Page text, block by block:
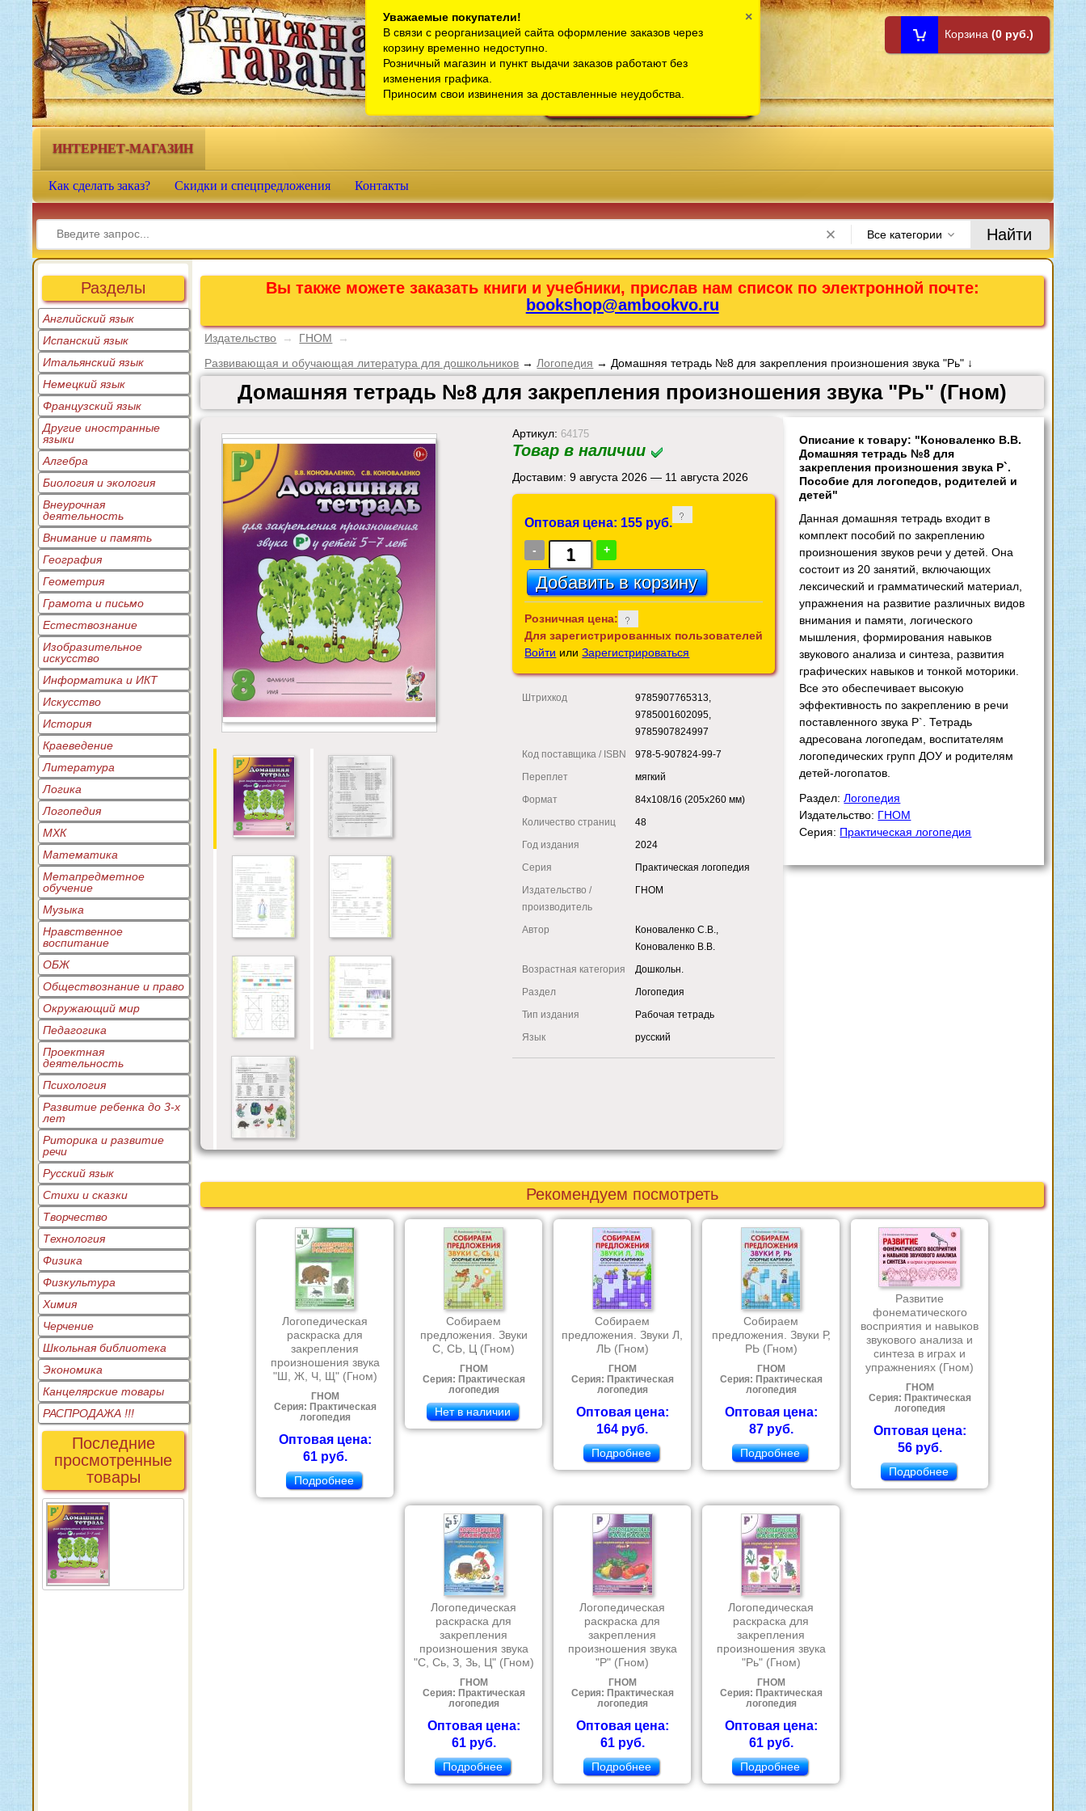
Телефон интернет-магазина:
Телефон розничного магазина:
bookshop@ambookvo.ru
Работаем ежедневно с 10:00 до 21:00
Корзина (0 руб.)
Книжная гавань - интернет-
магазин учебной литературы
ИНТЕРНЕТ-МАГАЗИН
Как сделать заказ? Скидки и спецпредложения Контакты
Все категории Найти
Разделы
Английский язык
Испанский язык
Итальянский язык
Немецкий язык
Французский язык
Другие иностранные
языки
Алгебра
Биология и экология
Внеурочная
деятельность
Внимание и память
География
Геометрия
Грамота и письмо
Естествознание
Изобразительное
искусство
Информатика и ИКТ
Искусство
История
Краеведение
Литература
Логика
Логопедия
МХК
Математика
Метапредметное
обучение
Музыка
Нравственное
воспитание
ОБЖ
Обществознание и право
Окружающий мир
Педагогика
Проектная
деятельность
Психология
Развитие ребенка до 3-х
лет
Риторика и развитие
речи
Русский язык
Стихи и сказки
Творчество
Технология
Физика
Физкультура
Химия
Черчение
Школьная библиотека
Экономика
Канцелярские товары
РАСПРОДАЖА !!!
Последние
просмотренные
товары
Вы также можете заказать книги и учебники, прислав нам список по электронной почте:
bookshop@ambookvo.ru
Издательство → ГНОМ
→
Развивающая и обучающая литература для дошкольников → Логопедия → Домашняя тетрадь №8 для закрепления произношения звука "Рь" ↓
Домашняя тетрадь №8 для закрепления произношения звука "Рь" (Гном)
Артикул: 64175
Товар в наличии
Доставим: 9 августа 2026 — 11 августа 2026
Оптовая цена: 155 руб.
- +
Розничная цена:
Для зарегистрированных пользователей
Войти илиЗарегистрироваться
Штрихкод
9785907765313,
9785001602095,
9785907824997
Код поставщика / ISBN
978-5-907824-99-7
Переплет
мягкий
Формат
84x108/16 (205x260 мм)
Количество страниц
48
Год издания
2024
Серия
Практическая логопедия
Издательство /
производитель
ГНОМ
Автор
Коноваленко С.В.,
Коноваленко В.В.
Возрастная категория
Дошкольн.
Раздел
Логопедия
Тип издания
Рабочая тетрадь
Язык
русский
Описание к товару: "Коноваленко В.В.
Домашняя тетрадь №8 для
закрепления произношения звука Р`.
Пособие для логопедов, родителей и
детей"
Данная домашняя тетрадь входит в
комплект пособий по закреплению
произношения звуков речи у детей. Она
состоит из 20 занятий, включающих
лексический и грамматический материал,
упражнения на развитие различных видов
внимания и памяти, логического
мышления, формирования навыков
звукового анализа и синтеза, развития
графических навыков и тонкой моторики.
Все это обеспечивает высокую
эффективность по закреплению в речи
поставленного звука Р`. Тетрадь
адресована логопедам, воспитателям
логопедических групп ДОУ и родителям
детей-логопатов.
Раздел:Логопедия
Издательство: ГНОМ
Серия: Практическая логопедия
Рекомендуем посмотреть
Логопедическая
раскраска для
закрепления
произношения звука
"Ш, Ж, Ч, Щ" (Гном)
ГНОМ
Серия: Практическая
логопедия
Оптовая цена:
61 руб.
Подробнее
Собираем
предложения. Звуки
С, СЬ, Ц (Гном)
ГНОМ
Серия: Практическая
логопедия
Нет в наличии
Собираем
предложения. Звуки Л,
ЛЬ (Гном)
ГНОМ
Серия: Практическая
логопедия
Оптовая цена:
164 руб.
Подробнее
Собираем
предложения. Звуки Р,
РЬ (Гном)
ГНОМ
Серия: Практическая
логопедия
Оптовая цена:
87 руб.
Подробнее
Развитие
фонематического
восприятия и навыков
звукового анализа и
синтеза в играх и
упражнениях (Гном)
ГНОМ
Серия: Практическая
логопедия
Оптовая цена:
56 руб.
Подробнее
Логопедическая
раскраска для
закрепления
произношения звука
"С, Сь, З, Зь, Ц" (Гном)
ГНОМ
Серия: Практическая
логопедия
Оптовая цена:
61 руб.
Подробнее
Логопедическая
раскраска для
закрепления
произношения звука
"Р" (Гном)
ГНОМ
Серия: Практическая
логопедия
Оптовая цена:
61 руб.
Подробнее
Логопедическая
раскраска для
закрепления
произношения звука
"Рь" (Гном)
ГНОМ
Серия: Практическая
логопедия
Оптовая цена:
61 руб.
Подробнее
Уважаемые покупатели!
В связи с реорганизацией сайта оформление заказов через
корзину временно недоступно.
Розничный магазин и пункт выдачи заказов работают без
изменения графика.
Приносим свои извинения за доставленные неудобства.
×